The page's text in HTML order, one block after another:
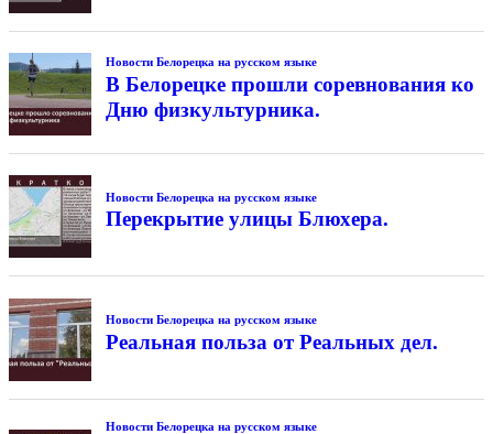
Новости Белорецка на русском языке
В Белорецке прошли соревнования ко
Дню физкультурника.
Новости Белорецка на русском языке
Перекрытие улицы Блюхера.
Новости Белорецка на русском языке
Реальная польза от Реальных дел.
Новости Белорецка на русском языке